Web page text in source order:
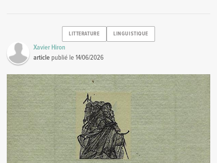
LITTERATURE LINGUISTIQUE
Xavier Hiron
article publié le14/06/2026